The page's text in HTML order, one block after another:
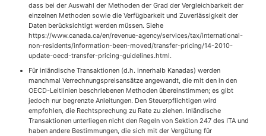
dass bei der Auswahl der Methoden der Grad der Vergleichbarkeit der
einzelnen Methoden sowie die Verfügbarkeit und Zuverlässigkeit der
Daten berücksichtigt werden müssen. Siehe
https://www.canada.ca/en/revenue-agency/services/tax/international-
non-residents/information-been-moved/transfer-pricing/14-2010-
update-oecd-transfer-pricing-guidelines.html.
Für inländische Transaktionen (d.h. innerhalb Kanadas) werden
manchmal Verrechnungspreisansätze angewandt, die mit den in den
OECD-Leitlinien beschriebenen Methoden übereinstimmen; es gibt
jedoch nur begrenzte Anleitungen. Den Steuerpflichtigen wird
empfohlen, die Rechtsprechung zu Rate zu ziehen. Inländische
Transaktionen unterliegen nicht den Regeln von Sektion 247 des ITA und
haben andere Bestimmungen, die sich mit der Vergütung für